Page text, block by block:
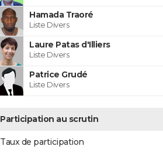
Hamada Traoré
Liste Divers
Laure Patas d'Illiers
Liste Divers
Patrice Grudé
Liste Divers
Participation au scrutin
Taux de participation